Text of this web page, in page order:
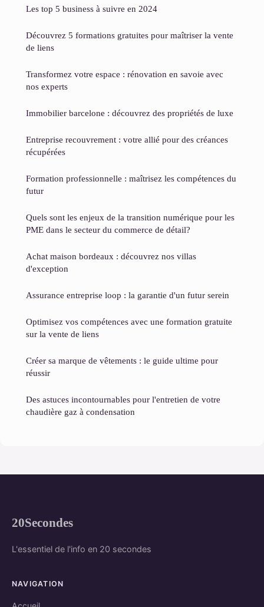
Les top 5 business à suivre en 2024
Découvrez 5 formations gratuites pour maîtriser la vente
de liens
Transformez votre espace : rénovation en savoie avec
nos experts
Immobilier barcelone : découvrez des propriétés de luxe
Entreprise recouvrement : votre allié pour des créances
récupérées
Formation professionnelle : maîtrisez les compétences du
futur
Quels sont les enjeux de la transition numérique pour les
PME dans le secteur du commerce de détail?
Achat maison bordeaux : découvrez nos villas
d'exception
Assurance entreprise loop : la garantie d'un futur serein
Optimisez vos compétences avec une formation gratuite
sur la vente de liens
Créer sa marque de vêtements : le guide ultime pour
réussir
Des astuces incontournables pour l'entretien de votre
chaudière gaz à condensation
20Secondes
L'essentiel de l'info en 20 secondes
NAVIGATION